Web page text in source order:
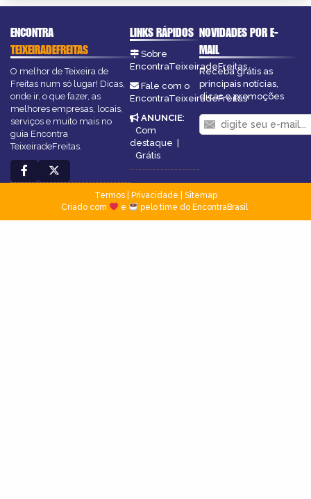
ENCONTRA
TEIXEIRADEFREITAS
O melhor de Teixeira de
Freitas num só lugar! Dicas,
onde ir, o que fazer, as
melhores empresas, locais,
serviços e muito mais no
guia Encontra
TeixeiradeFreitas.
LINKS RÁPIDOS
Sobre
EncontraTeixeiradeFreitas
Fale com o
EncontraTeixeiradeFreitas
ANUNCIE:
Com
destaque |
Grátis
NOVIDADES POR E-
MAIL
Receba grátis as
principais notícias,
dicas e promoções
Termos| Privacidade
Sitemap
Criado com
e pelo time do EncontraBrasil